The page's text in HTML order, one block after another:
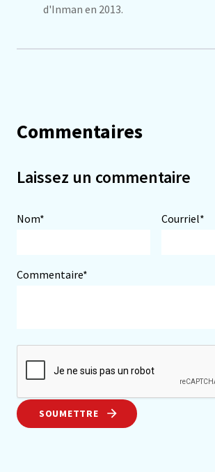
d'Inman en 2013.
Commentaires
Laissez un commentaire
Nom* Courriel*
Commentaire*
SOUMETTRE